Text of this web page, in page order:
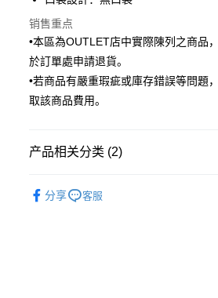
玉山商业银行
台新国际商业银行
中
台湾乐天信用卡公司
汇丰（台湾）商业银行
联邦商业银行
元大商业银行
永
台新国际商业银行
台湾乐天信用卡公司
Google Pay
ATM付款
新竹物流宅配
新竹物流離島宅配
销售重点
•本區為OUTLET店中實際陳列之商品
於訂單處申請退貨。
•若商品有嚴重瑕疵或庫存錯誤等問題
取該商品費用。
产品相关分类 (2)
分享 客服